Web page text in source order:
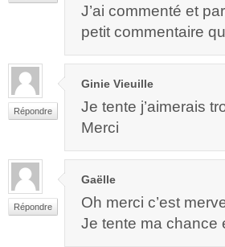
J’ai commenté et
petit commentaire
Répondre
Ginie Vieuille
Je tente j’aimerais
Merci
Répondre
Gaëlle
Oh merci c’est
Je tente ma chance